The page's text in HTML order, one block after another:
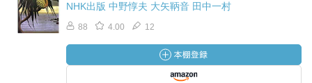
NHK出版 中野惇夫 大矢鞆音 田中一村
88 4.00 12